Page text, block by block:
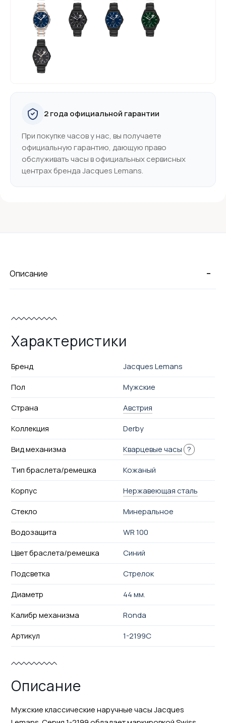
2 года официальной гарантии
При покупке часов у нас, вы получаете
официальную гарантию, дающую право
обслуживать часы в официальных сервисных
центрах бренда Jacques Lemans.
-
Описание
Характеристики
Бренд
Jacques Lemans
Пол
Мужские
Страна
Австрия
Коллекция
Derby
Вид механизма
Кварцевые часы ?
Тип браслета/ремешка
Кожаный
Корпус
Нержавеющая сталь
Стекло
Минеральное
Водозащита
WR 100
Цвет браслета/ремешка
Синий
Подсветка
Стрелок
Диаметр
44 мм.
Калибр механизма
Ronda
Артикул
1-2199C
Описание
Мужские классические наручные часы Jacques